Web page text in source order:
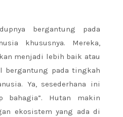
bergantung pada
khususnya. Mereka,
menjadi lebih baik atau
bergantung pada tingkah
Ya, sesederhana ini
bahagia”. Hutan makin
ekosistem yang ada di